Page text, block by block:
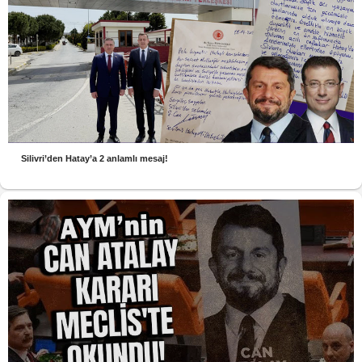
Silivri’den Hatay’a 2 anlamlı mesaj!